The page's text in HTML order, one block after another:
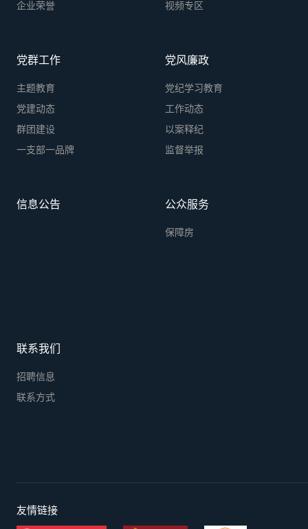
企业荣誉
视频专区
党群工作
主题教育
党建动态
群团建设
一支部一品牌
党风廉政
党纪学习教育
工作动态
以案释纪
监督举报
信息公告 公众服务
保障房
联系我们
招聘信息
联系方式
友情链接